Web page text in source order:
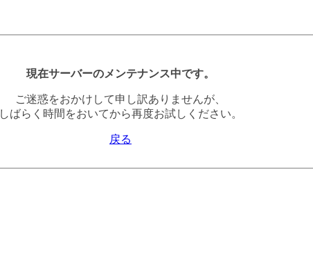
現在サーバーのメンテナンス中です。
ご迷惑をおかけして申し訳ありませんが、
しばらく時間をおいてから再度お試しください。
戻る